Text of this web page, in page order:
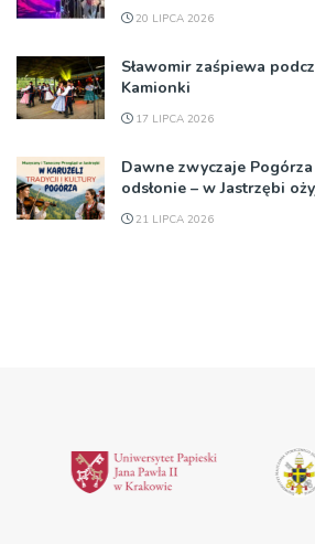
20 LIPCA 2026
Sławomir zaśpiewa
Kamionki
17 LIPCA 2026
Dawne zwyczaje
odsłonie – w Jastrzębi
21 LIPCA 2026